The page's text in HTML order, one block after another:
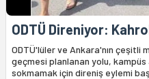
ODTÜ Direniyor:
ODTÜ'lüler ve Ankara'nın çeşitli
geçmesi planlanan yolu, kampüs
sokmamak için direniş eylemi